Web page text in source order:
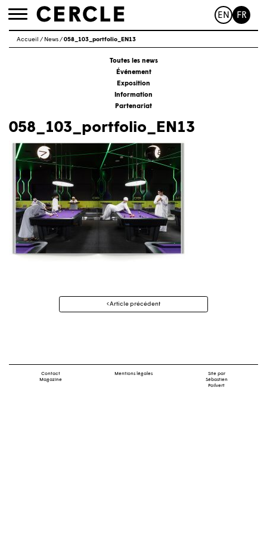
Toggle
EN FR
Accueil / News/058_103_portfolio_EN13
Toutes les news
Événement
Exposition
Information
Partenariat
058_103_portfolio_EN13
Navigation
Article précédent
Contact
Magazine
Mentions légales
Site par
Sébastien
Poilvert